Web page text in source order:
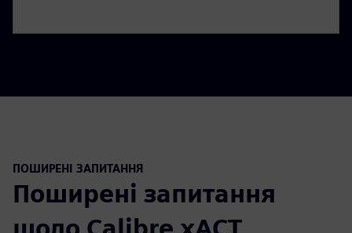
ПОШИРЕНІ ЗАПИТАННЯ
Поширені запитання